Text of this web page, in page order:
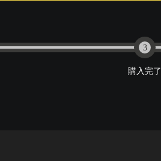
3
購入完了